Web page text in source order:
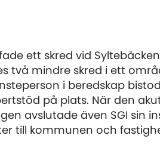
ett skred vid
två mindre skred i ett
i beredskap
på plats. När den
avslutade även SGI sin
till kommunen och